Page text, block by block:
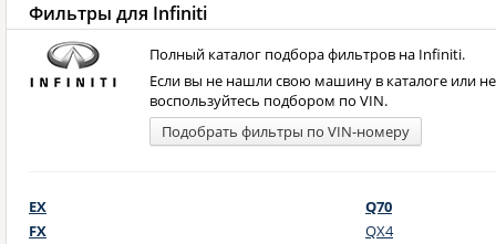
Фильтры для Infiniti
Полный каталог подбора фильтров на Infiniti.
Если вы не нашли свою машину в каталоге или
воспользуйтесь подбором по VIN.
Подобрать фильтры по VIN-номеру
EX
FX
Q70
QX4